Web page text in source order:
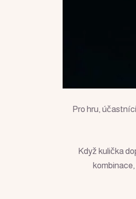
Pro hru,
Když kulička